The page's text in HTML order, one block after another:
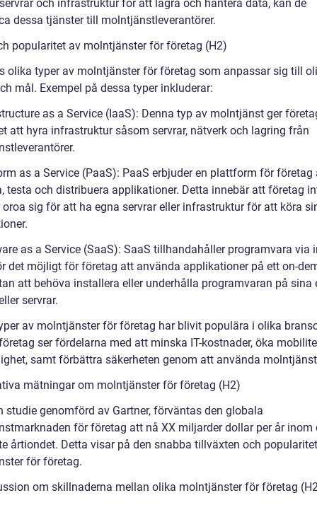
och infrastruktur för att lagra och hantera data, kan de
dessa tjänster till molntjänstleverantörer.
popularitet av molntjänster för företag (H2)
olika typer av molntjänster för företag som anpassar sig till
mål. Exempel på dessa typer inkluderar:
as a Service (IaaS): Denna typ av molntjänst ger
att hyra infrastruktur såsom servrar, nätverk och lagring från
as a Service (PaaS): PaaS erbjuder en plattform för företag
testa och distribuera applikationer. Detta innebär att företag
oroa sig för att ha egna servrar eller infrastruktur för att köra
as a Service (SaaS): SaaS tillhandahåller programvara via
det möjligt för företag att använda applikationer på ett on-
att behöva installera eller underhålla programvaran på sina
servrar.
av molntjänster för företag har blivit populära i olika
ser fördelarna med att minska IT-kostnader, öka
samt förbättra säkerheten genom att använda
mätningar om molntjänster för företag (H2)
studie genomförd av Gartner, förväntas den globala
för företag att nå XX miljarder dollar per år inom
årtiondet. Detta visar på den snabba tillväxten och
för företag.
om skillnaderna mellan olika molntjänster för företag